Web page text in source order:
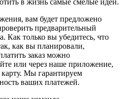
вам будет предложено
предварительный
Как только вы убедитесь, что
как вы планировали,
заказ можно
или через наше приложение,
Мы гарантируем
ваших платежей.